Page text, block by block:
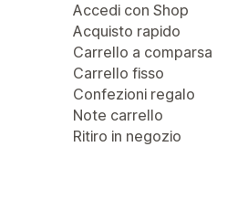
Accedi con Shop
Acquisto rapido
Carrello a comparsa
Carrello fisso
Confezioni regalo
Note carrello
Ritiro in negozio